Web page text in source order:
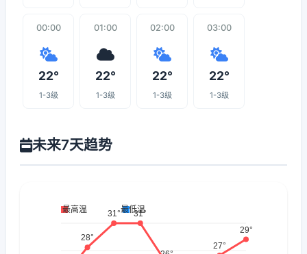
00:00
22°
1-3级
01:00
22°
1-3级
02:00
22°
1-3级
03:00
22°
1-3级
未来7天趋势